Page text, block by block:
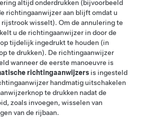
altijd onderdrukken (bijvoorbeeld
richtingaanwijzer aan blijft omdat u
rijstrook wisselt). Om de annulering te
u de richtingaanwijzer in door de
tijdelijk ingedrukt te houden (in
te drukken). De richtingaanwijzer
wanneer de eerste manoeuvre is
richtingaanwijzers is ingesteld
handmatig uitschakelen
te drukken nadat de
zoals invoegen, wisselen van
van de rijbaan.